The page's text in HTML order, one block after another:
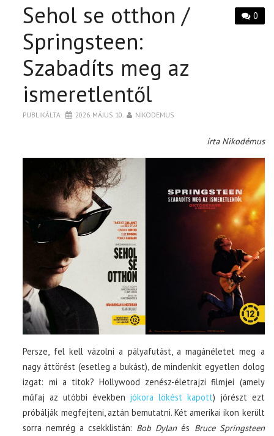
PÓLÓ RENDELÉS
0
Sehol se otthon /
Springsteen:
Szabadíts meg az
ismeretlentől
PUBLIKÁLTA 2026. MÁJUS 10. NIKODEMUS
írta Nikodémus
Persze, fel kell vázolni a pályafutást, a magánéletet meg a
nagy áttörést (esetleg a bukást), de mindenkit egyetlen dolog
izgat: mi a titok? Hollywood zenész-életrajzi filmjei (amely
műfaj az utóbbi években jókora lökést kapott) jórészt ezt
próbálják megfejteni, aztán bemutatni. Két amerikai ikon került
sorra nemrég a csekklistán: Bob Dylanés Bruce Springsteen